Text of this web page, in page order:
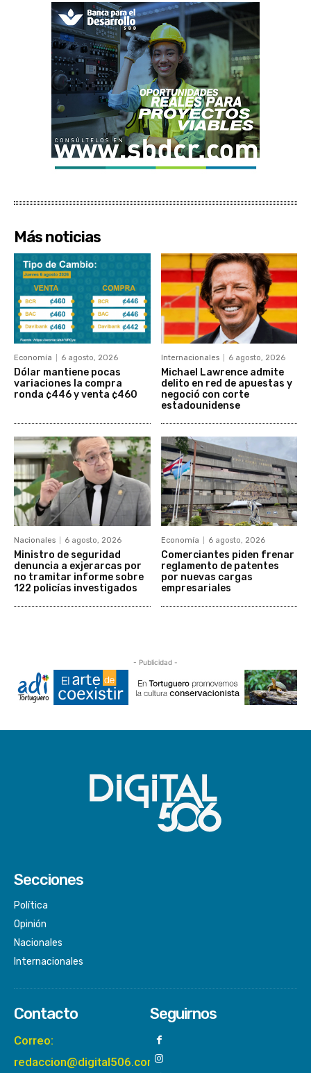
Más noticias
Economía 6 agosto, 2026
Dólar mantiene pocas
variaciones la compra
ronda ¢446 y venta ¢460
Internacionales 6 agosto, 2026
Michael Lawrence admite
delito en red de apuestas y
negoció con corte
estadounidense
Nacionales 6 agosto, 2026
Ministro de seguridad
denuncia a exjerarcas por
no tramitar informe sobre
122 policías investigados
Economía 6 agosto, 2026
Comerciantes piden frenar
reglamento de patentes
por nuevas cargas
empresariales
- Publicidad -
Secciones
Política
Opinión
Nacionales
Internacionales
Contacto
Correo:
redaccion@digital506.com
Seguirnos